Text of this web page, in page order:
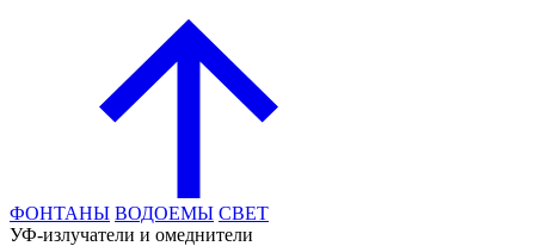
ФОНТАНЫ ВОДОЕМЫ СВЕТ
УФ-излучатели и омеднители